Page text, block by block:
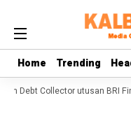
Home Trending
Home Trending
Debt Collector utusan BRI